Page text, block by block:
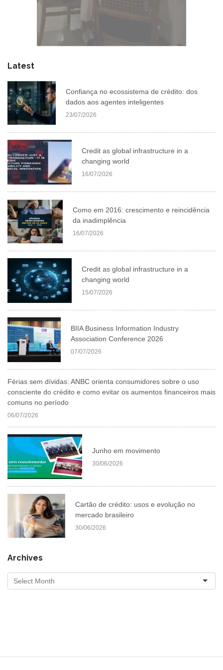
Latest
Confiança no ecossistema de crédito: dos
dados aos agentes inteligentes
23/07/2026
Credit as global infrastructure in a
changing world
16/07/2026
Como em 2016: crescimento e reincidência
da inadimplência
16/07/2026
Credit as global infrastructure in a
changing world
15/07/2026
BIIA Business Information Industry
Association Conference 2026
07/07/2026
Férias sem dívidas: ANBC orienta consumidores sobre o uso
consciente do crédito e como evitar os aumentos financeiros mais
comuns no período
06/07/2026
Junho em movimento
30/06/2026
Cartão de crédito: usos e evolução no
mercado brasileiro
30/06/2026
Archives